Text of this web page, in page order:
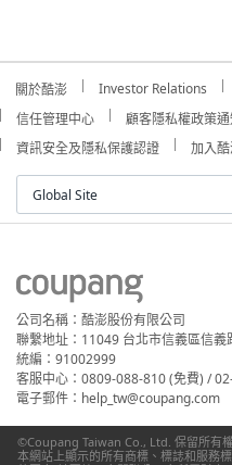
關於酷澎 Investor Relations
信任管理中心
顧客隱私權政策通
資訊安全及隱私保護認證
加入
Global Site
公司名稱：酷澎股份有限公司
聯繫地址：11049 台北市信義區信義
統編：91002999
客服中心：0809-088-810 (免費) /
電子郵件：help_tw@coupang.com
©Coupang Taiwan Co., Ltd. 保留所有
本網站上顯示的所有商標、標誌和服務